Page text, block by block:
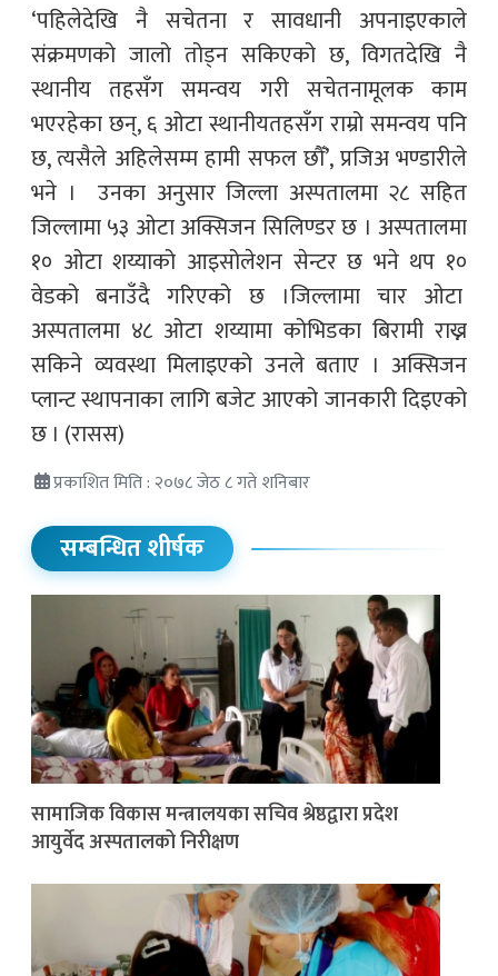
‘पहिलेदेखि नै सचेतना र सावधानी अपनाइएकाले
संक्रमणको जालो तोड्न सकिएको छ, विगतदेखि नै
स्थानीय तहसँग समन्वय गरी सचेतनामूलक काम
भएरहेका छन्, ६ ओटा स्थानीयतहसँग राम्रो समन्वय पनि
छ, त्यसैले अहिलेसम्म हामी सफल छौँ’, प्रजिअ भण्डारीले
भने । उनका अनुसार जिल्ला अस्पतालमा २८ सहित
जिल्लामा ५३ ओटा अक्सिजन सिलिण्डर छ । अस्पतालमा
१० ओटा शय्याको आइसोलेशन सेन्टर छ भने थप १०
वेडको बनाउँदै गरिएको छ ।जिल्लामा चार ओटा
अस्पतालमा ४८ ओटा शय्यामा कोभिडका बिरामी राख्न
सकिने व्यवस्था मिलाइएको उनले बताए । अक्सिजन
प्लान्ट स्थापनाका लागि बजेट आएको जानकारी दिइएको
छ । (रासस)
प्रकाशित मिति : २०७८ जेठ ८ गते शनिबार
सम्बन्धित शीर्षक
सामाजिक विकास मन्त्रालयका सचिव श्रेष्ठद्वारा प्रदेश
आयुर्वेद अस्पतालको निरीक्षण